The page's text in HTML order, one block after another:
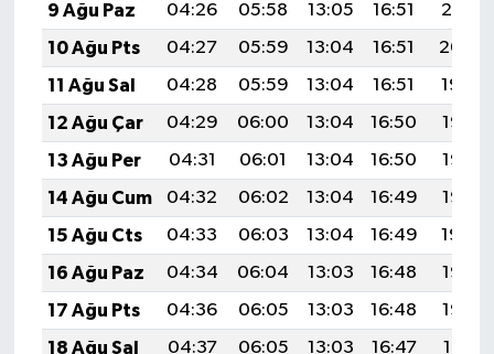
9 Ağu Paz
04:26 05:58 13:05 16:51
20:01
10 Ağu Pts
04:27 05:59 13:04 16:51
20:00
11 Ağu Sal
04:28 05:59 13:04 16:51
19:59
12 Ağu Çar
04:29 06:00 13:04 16:50
19:58
13 Ağu Per
04:31 06:01 13:04 16:50
19:57
14 Ağu Cum
04:32 06:02 13:04 16:49
19:56
15 Ağu Cts
04:33 06:03 13:04 16:49
19:54
16 Ağu Paz
04:34 06:04 13:03 16:48
19:53
17 Ağu Pts
04:36 06:05 13:03 16:48
19:52
18 Ağu Sal
04:37 06:05 13:03 16:47
19:51